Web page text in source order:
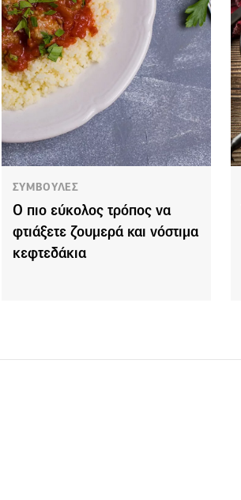
ΣΥΜΒΟΥΛΕΣ
Ο πιο εύκολος τρόπος να
φτιάξετε ζουμερά και νόστιμα
κεφτεδάκια